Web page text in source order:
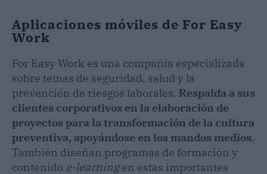
Aplicaciones móviles de For Easy
Work
For Easy Work es una compañía especializada
sobre temas de seguridad, salud y la
prevención de riesgos laborales. Respalda a sus
clientes corporativos en la elaboración de
proyectos para la transformación de la cultura
preventiva, apoyándose en los mandos medios.
También diseñan programas de formación y
contenido e-learningen estas importantes